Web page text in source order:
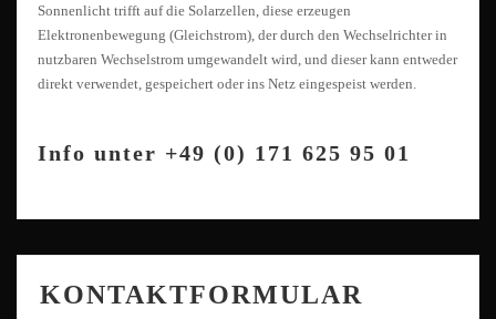
Sonnenlicht trifft auf die Solarzellen, diese erzeugen
Elektronenbewegung (Gleichstrom), der durch den Wechselrichter in
nutzbaren Wechselstrom umgewandelt wird, und dieser kann entweder
direkt verwendet, gespeichert oder ins Netz eingespeist werden.
Info unter +49 (0) 171 625 95 01
KONTAKTFORMULAR